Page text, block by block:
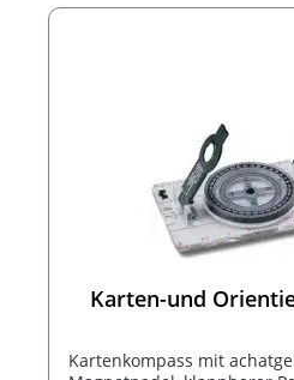
Karten-und
Kartenkompass mit